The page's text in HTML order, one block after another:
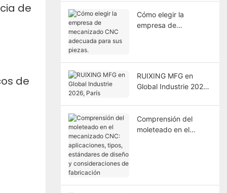
de
de
Cómo elegir la
empresa de
RUIXING MFG en
Global Industrie 2026,
Comprensión del
moleteado en el